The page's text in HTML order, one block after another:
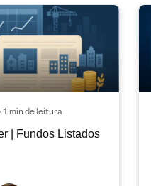
1 min de leitura
| Fundos Listados